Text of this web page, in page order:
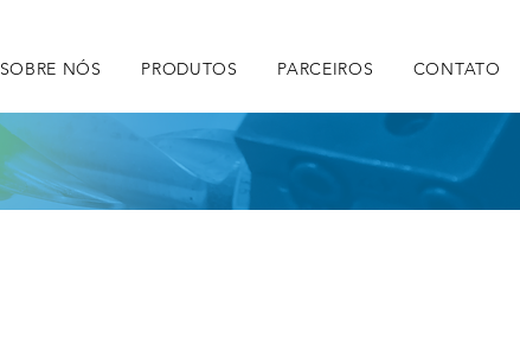
SOBRE NÓS PRODUTOS PARCEIROS CONTATO